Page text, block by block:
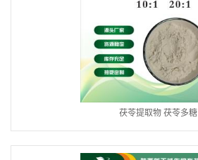
茯苓提取物 茯苓多糖